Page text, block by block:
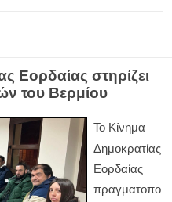
Εορδαίας στηρίζει
του Βερμίου
Το Κίνημα
Δημοκρατίας
Εορδαίας
πραγματοπο